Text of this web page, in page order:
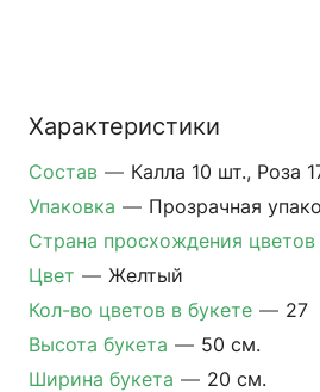
Характеристики
Состав — Калла 10 шт., Роза
Упаковка — Прозрачная
Страна просхождения цветов
Цвет — Желтый
Кол-во цветов в букете — 27
Высота букета — 50 см.
Ширина букета — 20 см.